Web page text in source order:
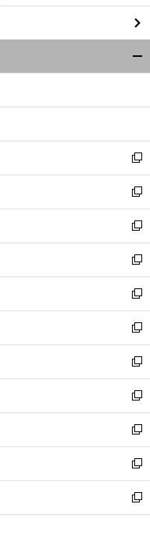
し
い
ウ
ィ
ン
ウ
開
く
新
し
い
ウ
ィ
ン
ド
ウ
で
開
く
新
し
い
ウ
ィ
ン
ド
ウ
で
開
く
新
し
い
ウ
ィ
ン
ド
ウ
で
開
く
新
し
い
ウ
ィ
ン
ド
ウ
で
開
く
新
し
い
ウ
ィ
ン
ド
ウ
で
開
く
新
し
い
ウ
ィ
ン
ド
ウ
で
開
く
新
し
い
ウ
ィ
ン
ド
ウ
で
開
新
し
い
ウ
ィ
ン
ド
ウ
新
し
い
ウ
ィ
ン
新
し
い
ウ
新
し